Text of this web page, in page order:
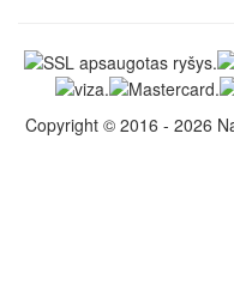
Copyright © 2016 - 2026